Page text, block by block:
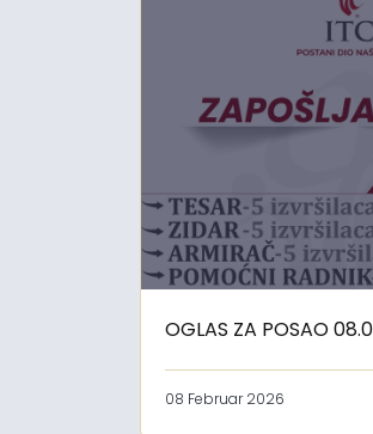
OGLAS ZA POSAO
08 Februar 2026